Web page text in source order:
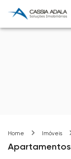
Home Imóveis
Apartamentos